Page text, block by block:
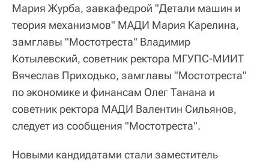
Мария Журба, завкафедрой "Детали машин и
теория механизмов" МАДИ Мария Карелина,
замглавы "Мостотреста" Владимир
Котылевский, советник ректора МГУПС-МИИТ
Вячеслав Приходько, замглавы "Мостотреста"
по экономике и финансам Олег Танана и
советник ректора МАДИ Валентин Сильянов,
следует из сообщения "Мостотреста".
Новыми кандидатами стали заместитель